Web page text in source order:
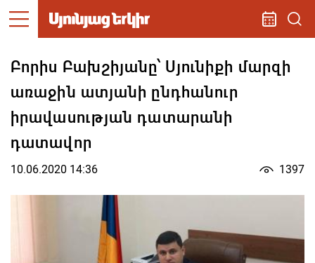
Բորիս Բախշիյանը՝ Սյունիքի մարզի
առաջին ատյանի ընդհանուր
իրավասության դատարանի
դատավոր
10.06.2020 14:36 1397